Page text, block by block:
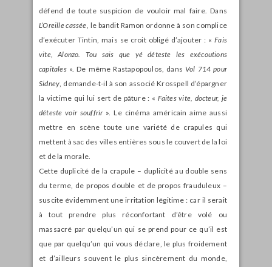
défend de toute suspicion de vouloir mal faire. Dans
L’Oreille cassée , le bandit Ramon ordonne à son complice
d’exécuter Tintin, mais se croit obligé d’ajouter : «Fais
vite, Alonzo. Tou sais que yé déteste les exécoutions
capitales». De même Rastapopoulos, dans Vol 714 pour
Sidney , demande-t-il à son associé Krosspell d’épargner
la victime qui lui sert de pâture : « Faites vite, docteur, je
déteste voir souffrir». Le cinéma américain aime aussi
mettre en scène toute une variété de crapules qui
mettent à sac des villes entières sous le couvert de la loi
et de la morale.
Cette duplicité de la crapule – duplicité au double sens
du terme, de propos double et de propos frauduleux –
suscite évidemment une irritation légitime : car il serait
à tout prendre plus réconfortant d’être volé ou
massacré par quelqu’un qui se prend pour ce qu’il est
que par quelqu’un qui vous déclare, le plus froidement
et d’ailleurs souvent le plus sincèrement du monde,